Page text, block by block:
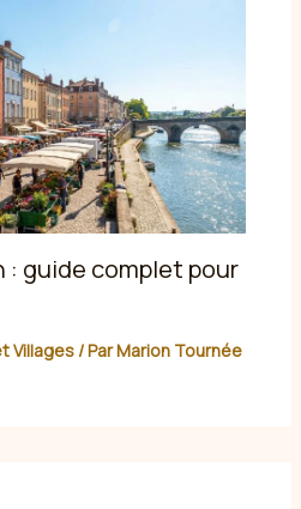
: guide complet pour
Villages/ ParMarion Tournée